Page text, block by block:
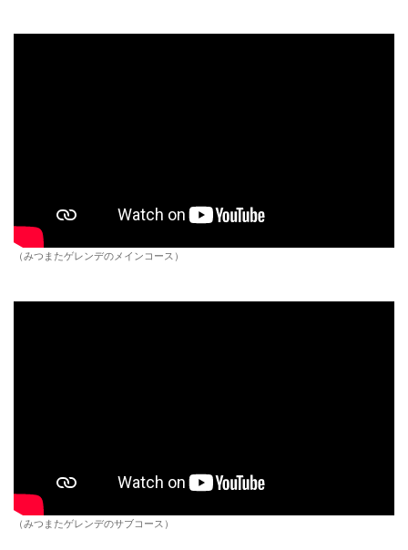
（みつまたゲレンデのメインコース）
（みつまたゲレンデのサブコース）